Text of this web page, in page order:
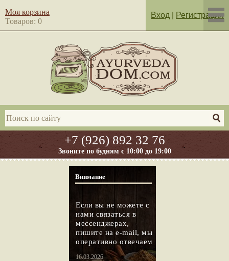
+7 (926) 892 32 76
Звоните по будням с 10:00 до 19:00
Моя корзина
Товаров: 0
Вход Регистрация
Внимание
Если вы не можете с
нами связаться в
мессенджерах,
пишите на e-mail, мы
оперативно отвечаем
16.03.2026